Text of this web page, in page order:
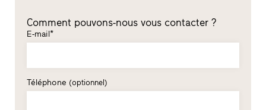
Comment pouvons-nous vous contacter ?
E-mail*
Téléphone (optionnel)